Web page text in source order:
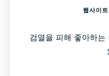
웹사이
검열을 피해 좋아하는